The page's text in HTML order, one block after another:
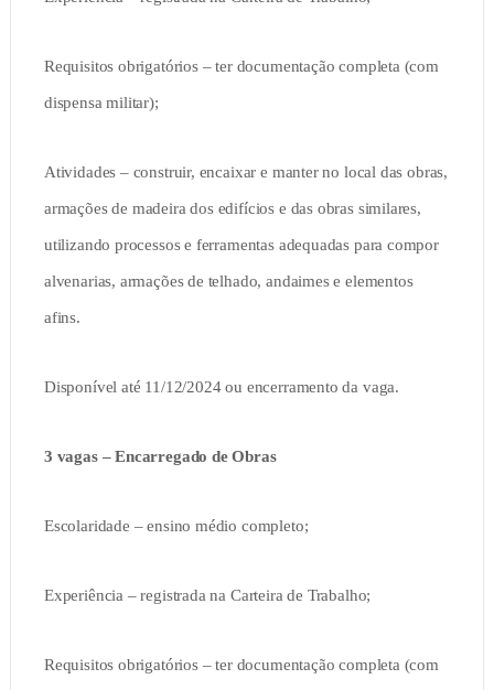
Requisitos obrigatórios – ter documentação completa (com
dispensa militar);
Atividades – construir, encaixar e manter no local das obras,
armações de madeira dos edifícios e das obras similares,
utilizando processos e ferramentas adequadas para compor
alvenarias, armações de telhado, andaimes e elementos
afins.
Disponível até 11/12/2024 ou encerramento da vaga.
3 vagas – Encarregado de Obras
Escolaridade – ensino médio completo;
Experiência – registrada na Carteira de Trabalho;
Requisitos obrigatórios – ter documentação completa (com